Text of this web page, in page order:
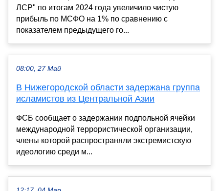
ЛСР" по итогам 2024 года увеличило чистую
прибыль по МСФО на 1% по сравнению с
показателем предыдущего го...
08:00, 27 Май
В Нижегородской области задержана группа
исламистов из Центральной Азии
ФСБ сообщает о задержании подпольной ячейки
международной террористической организации,
члены которой распространяли экстремистскую
идеологию среди м...